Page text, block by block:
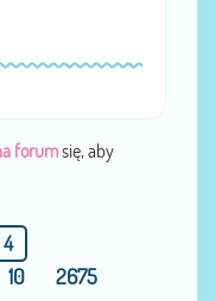
forumsię, aby
4
10 2675